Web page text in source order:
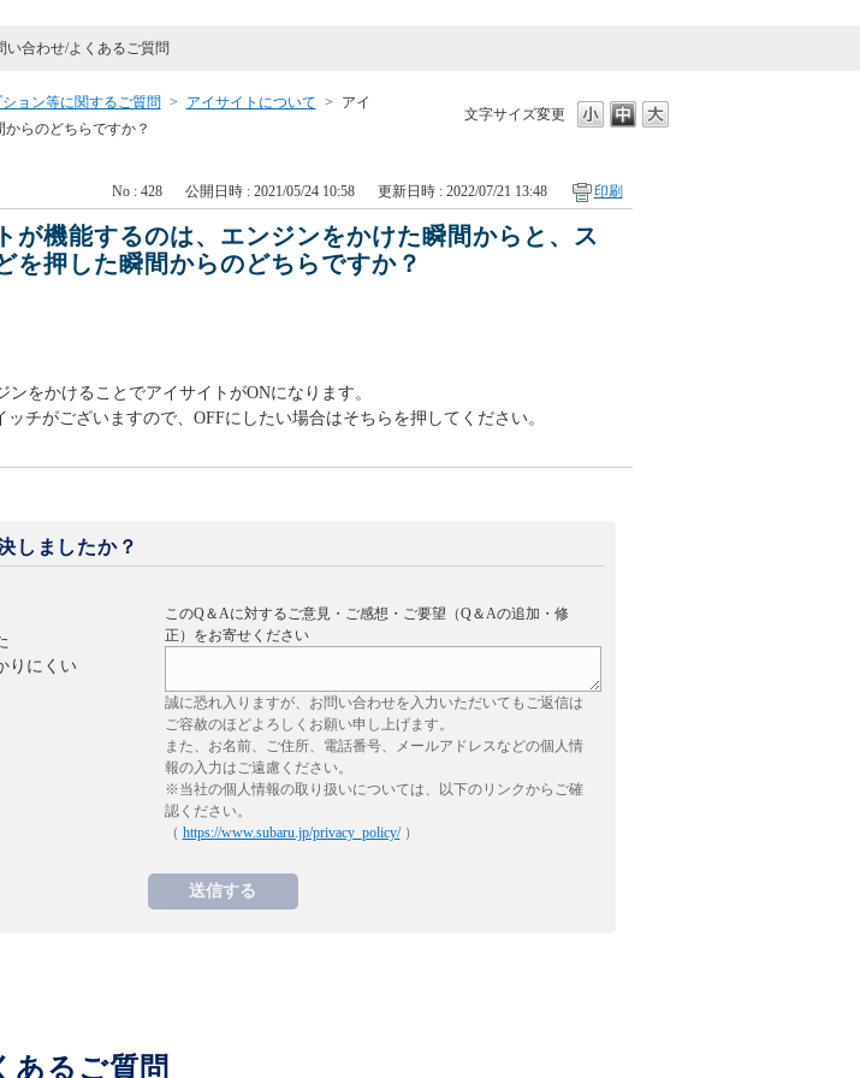
文字サイズ変更
ョン等に関するご質問 > アイサイトについて >
アイ
らのどちらですか？
No : 428 公開日時 : 2021/05/24 10:58 更新日時 : 2022/07/21 13:48 印刷
が機能するのは、エンジンをかけた瞬間からと、ス
を押した瞬間からのどちらですか？
ンをかけることでアイサイトがONになります。
ッチがございますので、OFFにしたい場合はそちらを押してください。
しましたか？
りにくい
このQ＆Aに対するご意見・ご感想・ご要望（Q＆Aの追加・修
正）をお寄せください
誠に恐れ入りますが、お問い合わせを入力いただいてもご返信は
ご容赦のほどよろしくお願い申し上げます。
また、お名前、ご住所、電話番号、メールアドレスなどの個人情
報の入力はご遠慮ください。
※当社の個人情報の取り扱いについては、以下のリンクからご確
認ください。
（ https://www.subaru.jp/privacy_policy/）
あるご質問